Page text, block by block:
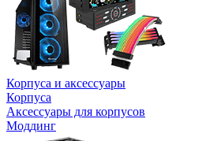
Корпуса и аксессуары
Корпуса
Аксессуары для корпусов
Моддинг